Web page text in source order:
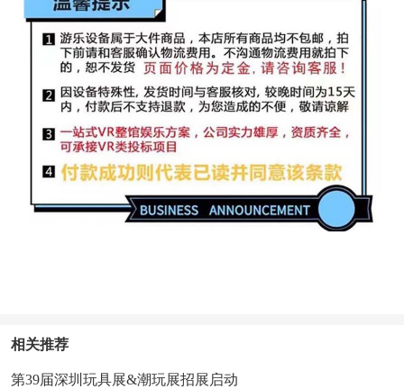
相关推荐
第39届深圳玩具展&潮玩展招展启动